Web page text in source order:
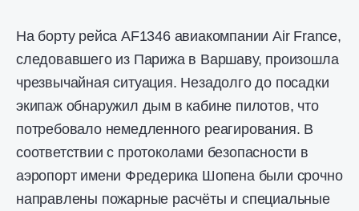
На борту рейса AF1346 авиакомпании Air France,
следовавшего из Парижа в Варшаву, произошла
чрезвычайная ситуация. Незадолго до посадки
экипаж обнаружил дым в кабине пилотов, что
потребовало немедленного реагирования. В
соответствии с протоколами безопасности в
аэропорт имени Фредерика Шопена были срочно
направлены пожарные расчёты и специальные